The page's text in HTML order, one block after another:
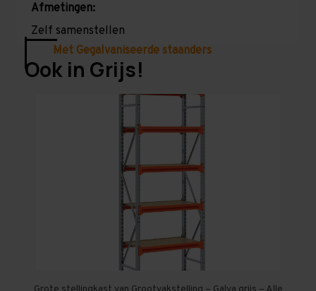
Afmetingen:
Zelf samenstellen
Met Gegalvaniseerde staanders
Ook in Grijs!